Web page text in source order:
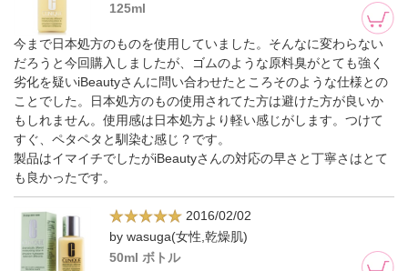
125ml
今まで日本処方のものを使用していました。そんなに変わらない
だろうと今回購入しましたが、ゴムのような原料臭がとても強く
劣化を疑いiBeautyさんに問い合わせたところそのような仕様との
ことでした。日本処方のもの使用されてた方は避けた方が良いか
もしれません。使用感は日本処方より軽い感じがします。つけて
すぐ、ペタペタと馴染む感じ？です。
製品はイマイチでしたがiBeautyさんの対応の早さと丁寧さはとて
も良かったです。
2016/02/02
by wasuga(女性,乾燥肌)
50ml ボトル